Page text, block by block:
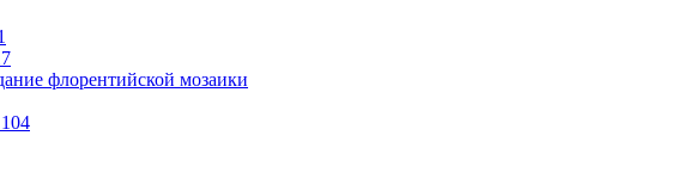
флорентийской мозаики
104